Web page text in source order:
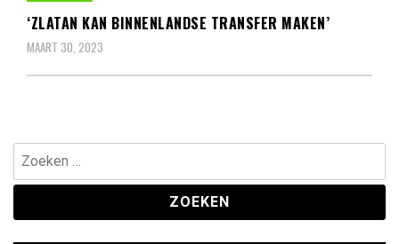
‘ZLATAN KAN BINNENLANDSE TRANSFER MAKEN’
MAART 30, 2023
Zoeken
naar: